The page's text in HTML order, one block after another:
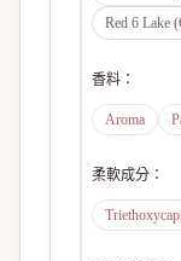
Red 6 Lake
香料 ：
Aroma
柔軟成分 ：